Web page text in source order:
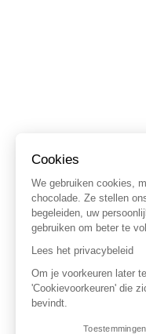
Cookies
We gebruiken cookies,
chocolade. Ze stellen
begeleiden, uw
gebruiken om beter te
Lees het privacybeleid
Om je voorkeuren later
'Cookievoorkeuren' die
bevindt.